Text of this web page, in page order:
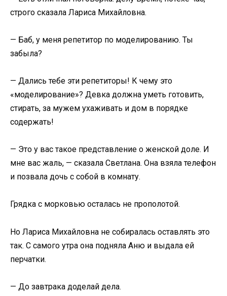
строго сказала Лариса Михайловна.
— Баб, у меня репетитор по моделированию. Ты
забыла?
— Дались тебе эти репетиторы! К чему это
«моделирование»? Девка должна уметь готовить,
стирать, за мужем ухаживать и дом в порядке
содержать!
— Это у вас такое представление о женской доле. И
мне вас жаль, — сказала Светлана. Она взяла телефон
и позвала дочь с собой в комнату.
Грядка с морковью осталась не прополотой.
Но Лариса Михайловна не собиралась оставлять это
так. С самого утра она подняла Аню и выдала ей
перчатки.
— До завтрака доделай дела.